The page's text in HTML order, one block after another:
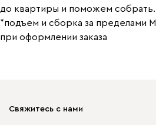
до квартиры и поможем собрать.
*подъем и сборка за пределами
при оформлении заказа
Свяжитесь с нами